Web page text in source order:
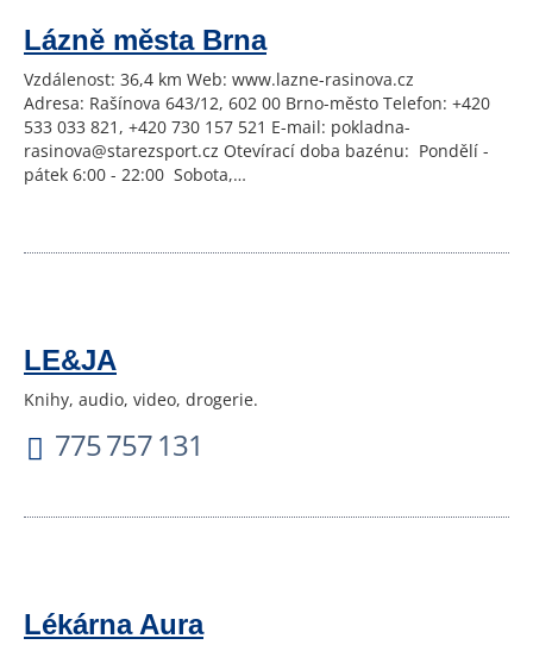
Lázně města Brna
Vzdálenost: 36,4 km Web: www.lazne-rasinova.cz
Adresa: Rašínova 643/12, 602 00 Brno-město Telefon: +420
533 033 821, +420 730 157 521 E-mail: pokladna-
rasinova@starezsport.cz Otevírací doba bazénu: Pondělí -
pátek 6:00 - 22:00 Sobota,…
LE&JA
Knihy, audio, video, drogerie.
775 757 131
Lékárna Aura